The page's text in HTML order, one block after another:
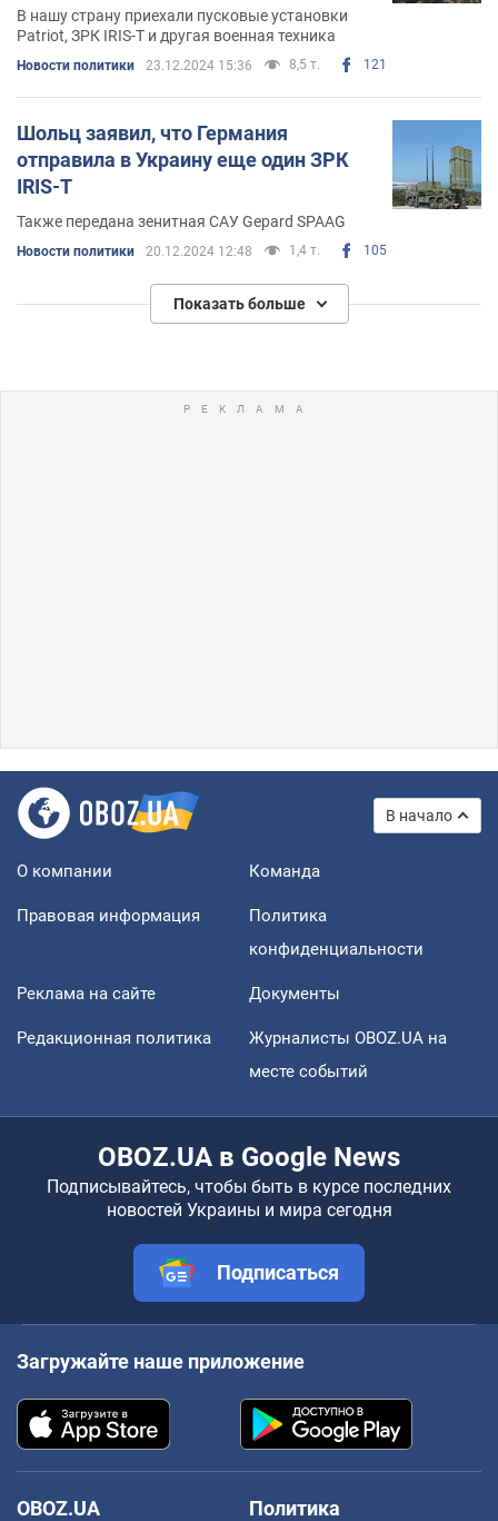
В нашу страну приехали пусковые установки
Patriot, ЗРК IRIS-T и другая военная техника
Новости политики 23.12.2024 15:36 8,5 т. 121
Шольц заявил, что Германия
отправила в Украину еще один ЗРК
IRIS-T
Также передана зенитная САУ Gepard SPAAG
Новости политики 20.12.2024 12:48 1,4 т. 105
Показать больше
В начало
О компании Команда
Правовая информация
Политика
конфиденциальности
Реклама на сайте Документы
Редакционная политика
Журналисты OBOZ.UA на
месте событий
OBOZ.UA в Google News
Подписывайтесь, чтобы быть в курсе последних
новостей Украины и мира сегодня
Подписаться
Загружайте наше приложение
OBOZ.UA
Политика